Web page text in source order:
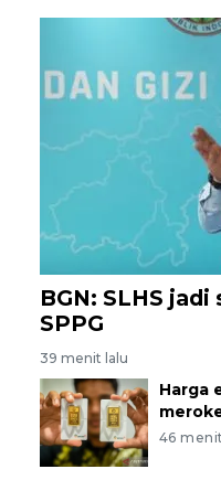
BGN: SLHS
SPPG
39 menit lalu
Harga
46